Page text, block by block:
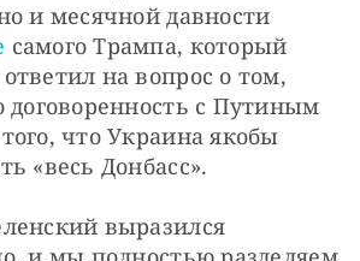
самого Трампа, который
на вопрос о том,
договоренность с Путиным
что Украина якобы
«весь Донбасс».
выразился